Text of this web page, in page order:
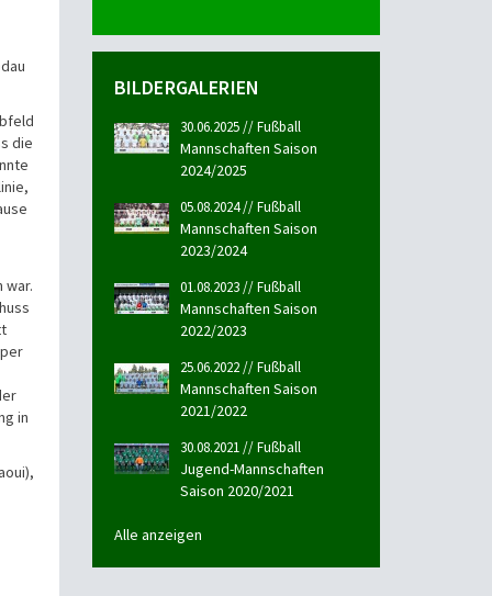
die
war.
in
BILDERGALERIEN
30.06.2025 // Fußball
Mannschaften Saison
2024/2025
05.08.2024 // Fußball
Mannschaften Saison
2023/2024
01.08.2023 // Fußball
Mannschaften Saison
2022/2023
25.06.2022 // Fußball
Mannschaften Saison
2021/2022
30.08.2021 // Fußball
Jugend-Mannschaften
Saison 2020/2021
Alle anzeigen